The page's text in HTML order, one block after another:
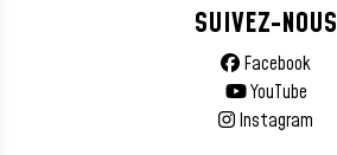
SUIVEZ-NOUS
Facebook
YouTube
Instagram